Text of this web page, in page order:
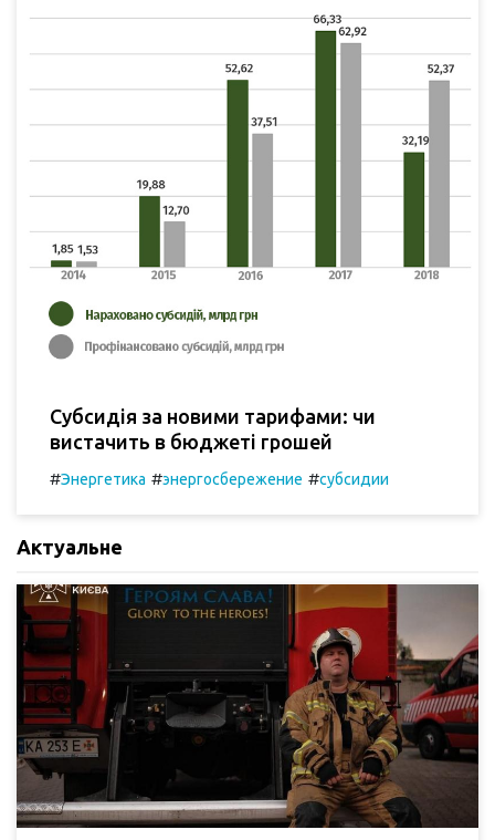
Субсидія за новими тарифами: чи
вистачить в бюджеті грошей
#Энергетика #энергосбережение #субсидии
Актуальне